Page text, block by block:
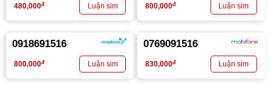
480,000đ 800,000đ
0918691516
800,000đ
0769091516
830,000đ